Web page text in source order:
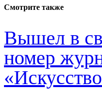
Смотрите также
Вышел в
номер